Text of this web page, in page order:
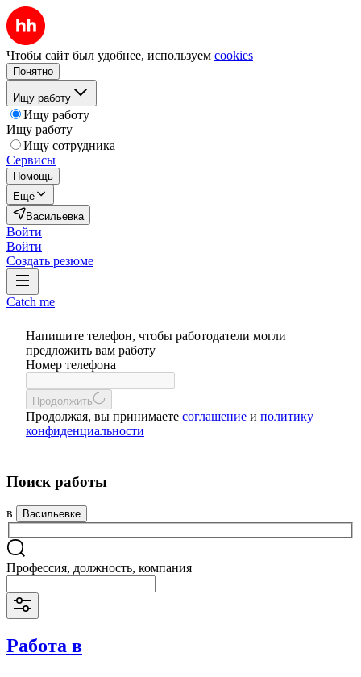
Чтобы сайт был удобнее, используем cookies
Понятно
Ищу работу
Ищу работу
Ищу работу
Ищу сотрудника
Сервисы
Помощь
Ещё
Васильевка
Войти
Войти
Создать резюме
Catch me
Напишите телефон, чтобы работодатели могли
предложить вам работу
Номер телефона
Продолжить
Продолжая, вы принимаете соглашение и политику
конфиденциальности
Поиск работы
в Васильевке
Профессия, должность, компания
Работа в